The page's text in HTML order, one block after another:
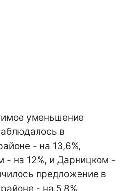
уменьшение
в
- на 13,6%,
- на 12%, и Дарницком -
предложение в
- на 5,8%,